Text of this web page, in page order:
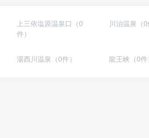
上三依塩原温泉口（0
件）
川治温泉（0
湯西川温泉（0件） 龍王峡（0件